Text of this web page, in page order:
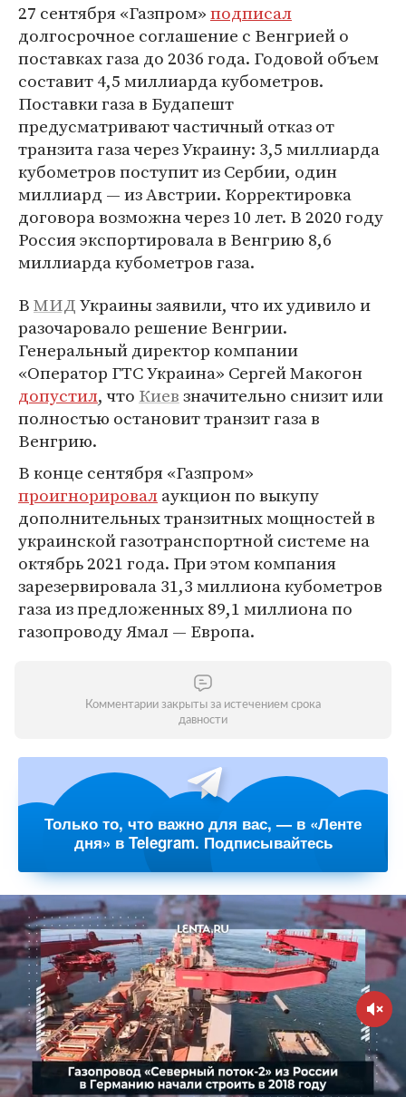
27 сентября «Газпром»подписал
долгосрочное соглашение с Венгрией о
поставках газа до 2036 года. Годовой объем
составит 4,5 миллиарда кубометров.
Поставки газа в Будапешт
предусматривают частичный отказ от
транзита газа через Украину: 3,5 миллиарда
кубометров поступит из Сербии, один
миллиард — из Австрии. Корректировка
договора возможна через 10 лет. В 2020 году
Россия экспортировала в Венгрию 8,6
миллиарда кубометров газа.
ВМИДУкраины заявили, что их удивило и
разочаровало решение Венгрии.
Генеральный директор компании
«Оператор ГТС Украина» Сергей Макогон
допустил, что Киевзначительно снизит или
полностью остановит транзит газа в
Венгрию.
В конце сентября «Газпром»
проигнорировалаукцион по выкупу
дополнительных транзитных мощностей в
украинской газотранспортной системе на
октябрь 2021 года. При этом компания
зарезервировала 31,3 миллиона кубометров
газа из предложенных 89,1 миллиона по
газопроводу Ямал — Европа.
Комментарии закрыты за истечением срока
давности
Только то, что важно для вас, — в «Ленте
дня» в Telegram. Подписывайтесь